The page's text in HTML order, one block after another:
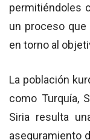
permitiéndoles
un proceso
en torno al
La población
como Turquía,
Siria resulta
aseguramiento